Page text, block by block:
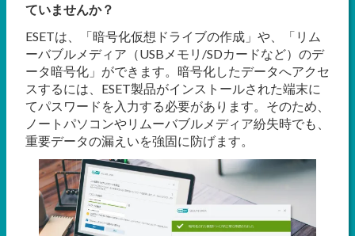
ていませんか？
ESETは、「暗号化仮想ドライブの作成」や、「リム
ーバブルメディア（USBメモリ/SDカードなど）のデ
ータ暗号化」ができます。暗号化したデータへアクセ
スするには、ESET製品がインストールされた端末に
てパスワードを入力する必要があります。そのため、
ノートパソコンやリムーバブルメディア紛失時でも、
重要データの漏えいを強固に防げます。